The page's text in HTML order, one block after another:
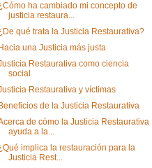
ha cambiado mi concepto de
justicia restaura...
qué trata la Justicia Restaurativa?
Hacia una Justicia más justa
Restaurativa como ciencia
social
Restaurativa y víctimas
Beneficios de la Justicia Restaurativa
de cómo la Justicia Restaurativa
ayuda a la...
implica la restauración para la
Justicia Rest...